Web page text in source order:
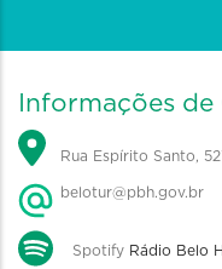
Informações
Rua Espírito Santo,
belotur@pbh.gov.br
Spotify Rádio Belo